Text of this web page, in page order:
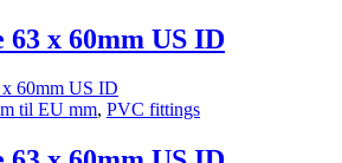
63 x 60mm US ID
til EU mm, PVC fittings